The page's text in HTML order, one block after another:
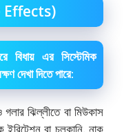
Effects)
বিধায় এর সিস্টেমিক
দেখা দিতে পারে:
ঝিল্লীতে বা মিউকাস
ইরিটেশন বা চুলকানি, নাক